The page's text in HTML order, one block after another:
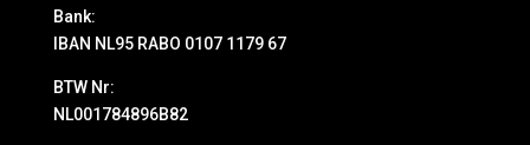
Bank:
IBAN NL95 RABO 0107 1179 67
BTW Nr:
NL001784896B82